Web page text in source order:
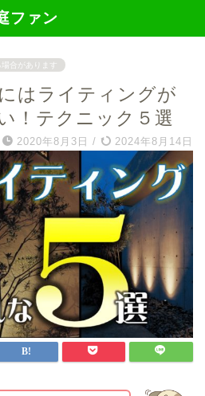
ファン
合があります
はライティングが
！テクニック５選
2020年8月3日 / 2024年8月14日